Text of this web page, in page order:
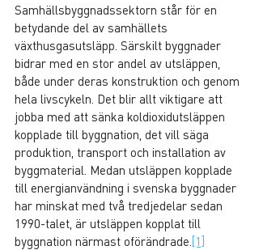
Samhällsbyggnadssektorn står för en
betydande del av samhällets
växthusgasutsläpp. Särskilt byggnader
bidrar med en stor andel av utsläppen,
både under deras konstruktion och genom
hela livscykeln. Det blir allt viktigare att
jobba med att sänka koldioxidutsläppen
kopplade till byggnation, det vill säga
produktion, transport och installation av
byggmaterial. Medan utsläppen kopplade
till energianvändning i svenska byggnader
har minskat med två tredjedelar sedan
1990-talet, är utsläppen kopplat till
byggnation närmast oförändrade. [1]